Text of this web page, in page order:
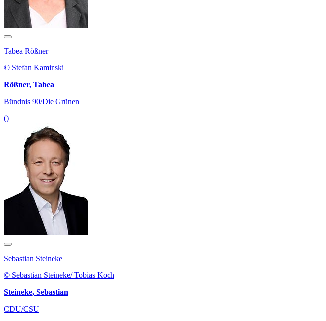
Tabea Rößner
© Stefan Kaminski
Rößner, Tabea
Bündnis 90/Die Grünen
()
Sebastian Steineke
© Sebastian Steineke/ Tobias Koch
Steineke, Sebastian
CDU/CSU